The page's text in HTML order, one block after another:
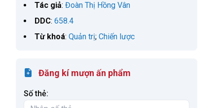
Tác giả: Đoàn Thị Hồng Vân
DDC: 658.4
Từ khoá: Quản trị; Chiến lược
Đăng kí mượn ấn phẩm
Số thẻ: